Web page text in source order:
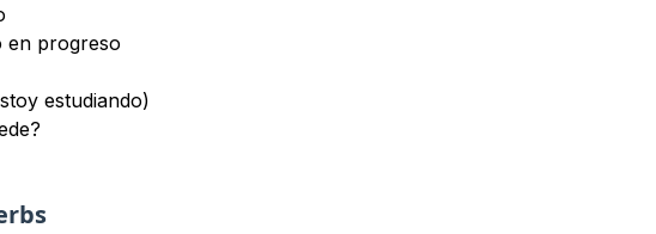
en progreso
estudiando)